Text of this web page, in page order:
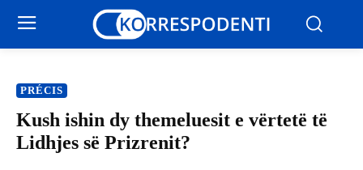
PRÉCIS
Kush ishin dy themeluesit e vërtetë të
Lidhjes së Prizrenit?